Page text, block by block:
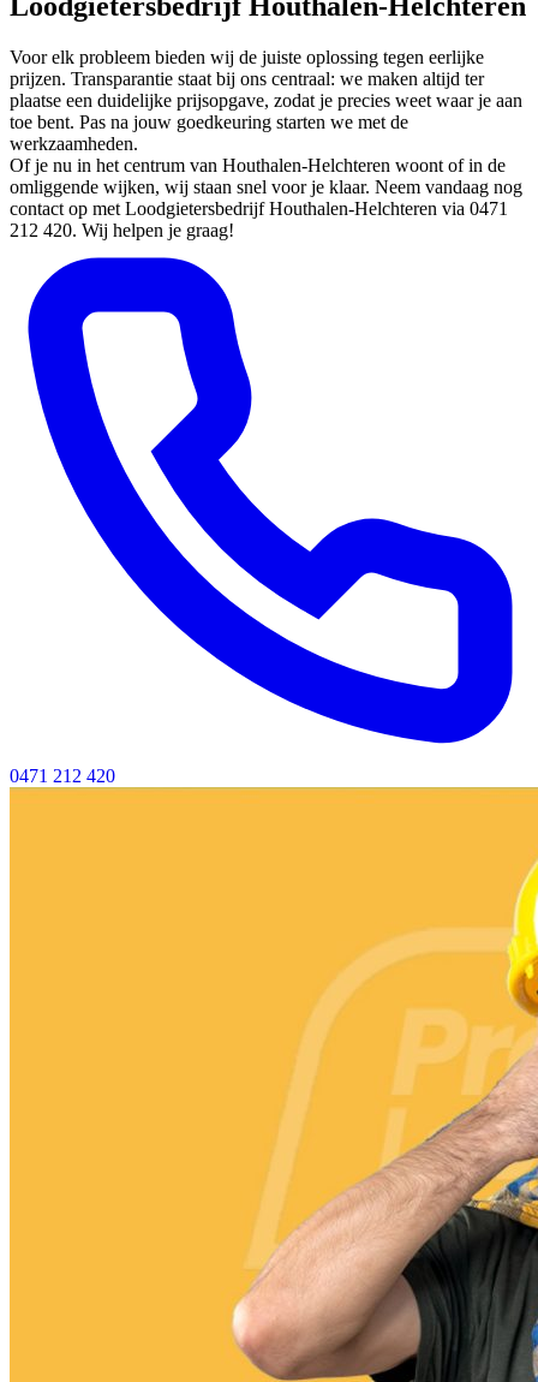
Voor elk probleem bieden wij de juiste oplossing tegen eerlijke
prijzen. Transparantie staat bij ons centraal: we maken altijd ter
plaatse een duidelijke prijsopgave, zodat je precies weet waar je aan
toe bent. Pas na jouw goedkeuring starten we met de
werkzaamheden.
Of je nu in het centrum van Houthalen-Helchteren woont of in de
omliggende wijken, wij staan snel voor je klaar. Neem vandaag nog
contact op met Loodgietersbedrijf Houthalen-Helchteren via 0471
212 420. Wij helpen je graag!
0471 212 420